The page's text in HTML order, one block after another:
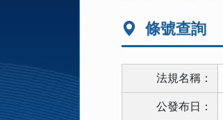
條號查詢
法規名稱：
公發布日：